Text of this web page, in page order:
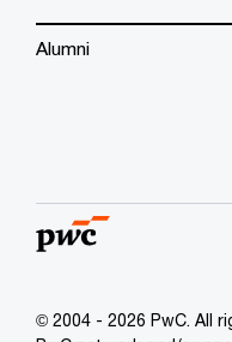
Alumni
© 2004 - 2026 PwC. All